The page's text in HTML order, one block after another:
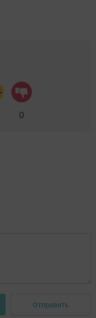
0
Отправить